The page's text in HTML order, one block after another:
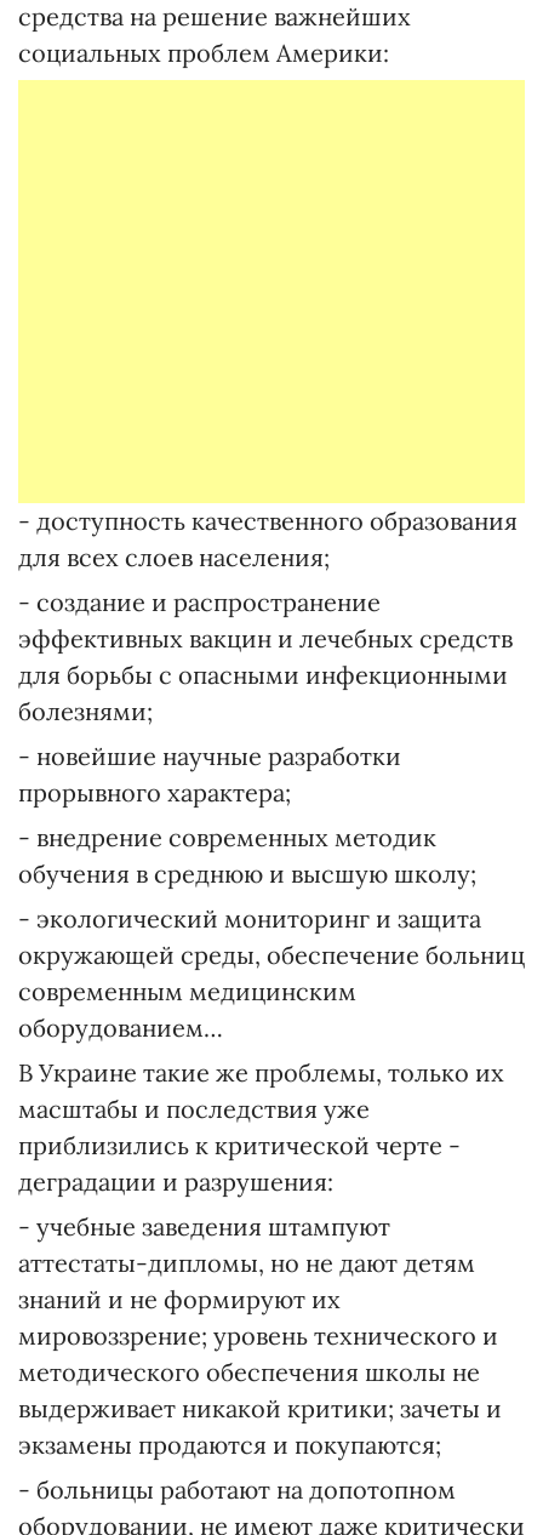
средства на решение важнейших
социальных проблем Америки:
- доступность качественного образования
для всех слоев населения;
- создание и распространение
эффективных вакцин и лечебных средств
для борьбы с опасными инфекционными
болезнями;
- новейшие научные разработки
прорывного характера;
- внедрение современных методик
обучения в среднюю и высшую школу;
- экологический мониторинг и защита
окружающей среды, обеспечение больниц
современным медицинским
оборудованием…
В Украине такие же проблемы, только их
масштабы и последствия уже
приблизились к критической черте -
деградации и разрушения:
- учебные заведения штампуют
аттестаты-дипломы, но не дают детям
знаний и не формируют их
мировоззрение; уровень технического и
методического обеспечения школы не
выдерживает никакой критики; зачеты и
экзамены продаются и покупаются;
- больницы работают на допотопном
оборудовании, не имеют даже критически